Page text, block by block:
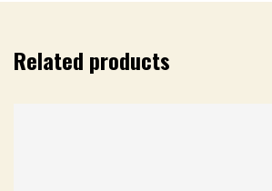
Related products